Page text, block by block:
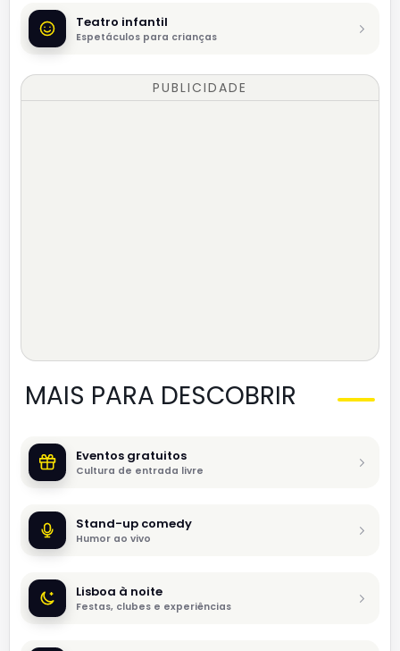
Teatro infantil
Espetáculos para crianças
PUBLICIDADE
MAIS PARA DESCOBRIR
Eventos gratuitos
Cultura de entrada livre
Stand-up comedy
Humor ao vivo
Lisboa à noite
Festas, clubes e experiências